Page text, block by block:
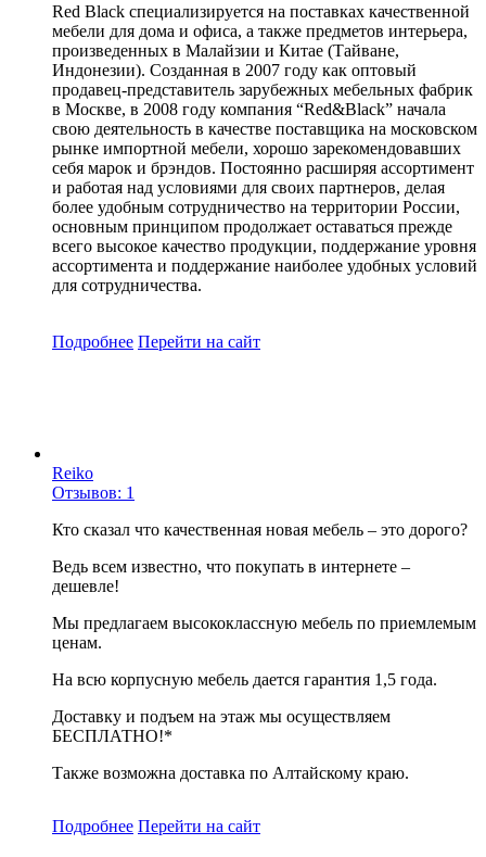
Red Black специализируется на поставках качественной
мебели для дома и офиса, а также предметов интерьера,
произведенных в Малайзии и Китае (Тайване,
Индонезии). Созданная в 2007 году как оптовый
продавец-представитель зарубежных мебельных фабрик
в Москве, в 2008 году компания “Red&Black” начала
свою деятельность в качестве поставщика на московском
рынке импортной мебели, хорошо зарекомендовавших
себя марок и брэндов. Постоянно расширяя ассортимент
и работая над условиями для своих партнеров, делая
более удобным сотрудничество на территории России,
основным принципом продолжает оставаться прежде
всего высокое качество продукции, поддержание уровня
ассортимента и поддержание наиболее удобных условий
для сотрудничества.
Подробнее Перейти на сайт
Reiko
Отзывов: 1
Кто сказал что качественная новая мебель – это дорого?
Ведь всем известно, что покупать в интернете –
дешевле!
Мы предлагаем высококлассную мебель по приемлемым
ценам.
На всю корпусную мебель дается гарантия 1,5 года.
Доставку и подъем на этаж мы осуществляем
БЕСПЛАТНО!*
Также возможна доставка по Алтайскому краю.
Подробнее Перейти на сайт